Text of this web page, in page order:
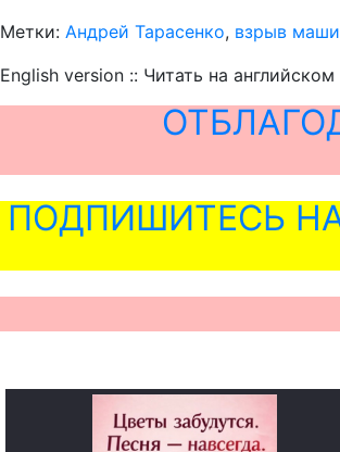
Метки: Андрей Тарасенко, взрыв
English version :: Читать на английском
ПОДПИШИТЕСЬ